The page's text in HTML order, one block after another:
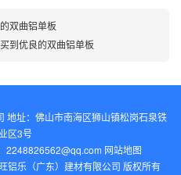
双曲铝单板
到优良的双曲铝单板
地址：佛山市南海区狮山镇松岗石泉铁
区3号
2248826562@qq.com‬ 网站地图
铝乐（广东）建材有限公司 版权所有